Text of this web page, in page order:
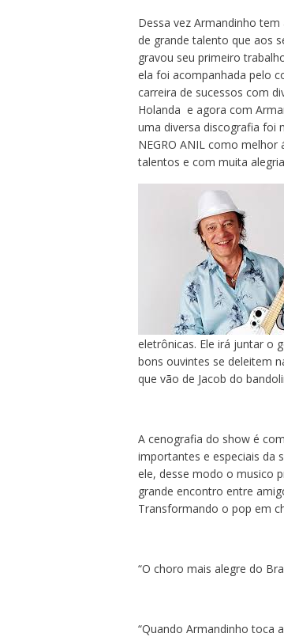
Dessa vez Armandinho
de grande talento que aos
gravou seu primeiro
ela foi acompanhada pelo
carreira de sucessos com
Holanda e agora com
uma diversa discografia foi
NEGRO ANIL como
talentos e com muita
eletrônicas. Ele irá juntar o
bons ouvintes se deleitem
que vão de Jacob do
A cenografia do show é
importantes e especiais da
ele, desse modo o musico
grande encontro entre
Transformando o pop em
“O choro mais alegre do
“Quando Armandinho toca